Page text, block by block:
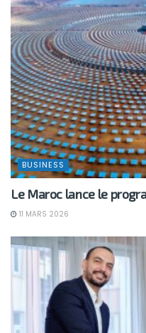
BUSINESS
Grandes écoles: trois
premier classement
11 MARS 2026
BUSINESS
Le Maroc lance le